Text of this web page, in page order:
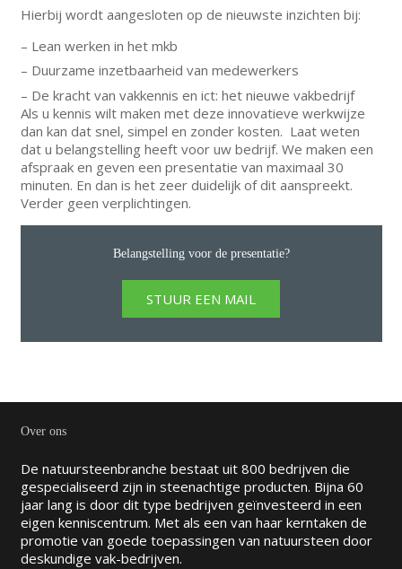
Hierbij wordt aangesloten op de nieuwste inzichten bij:
– Lean werken in het mkb
– Duurzame inzetbaarheid van medewerkers
– De kracht van vakkennis en ict: het nieuwe vakbedrijf
Als u kennis wilt maken met deze innovatieve werkwijze
dan kan dat snel, simpel en zonder kosten. Laat weten
dat u belangstelling heeft voor uw bedrijf. We maken een
afspraak en geven een presentatie van maximaal 30
minuten. En dan is het zeer duidelijk of dit aanspreekt.
Verder geen verplichtingen.
Belangstelling voor de presentatie?
STUUR EEN MAIL
Over ons
De natuursteenbranche bestaat uit 800 bedrijven die
gespecialiseerd zijn in steenachtige producten. Bijna 60
jaar lang is door dit type bedrijven geïnvesteerd in een
eigen kenniscentrum. Met als een van haar kerntaken de
promotie van goede toepassingen van natuursteen door
deskundige vak-bedrijven.